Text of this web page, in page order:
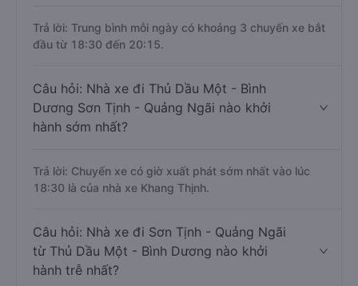
Trả lời: Trung bình mỗi ngày có khoảng 3 chuyến xe bắt
đầu từ 18:30 đến 20:15.
Câu hỏi: Nhà xe đi Thủ Dầu Một - Bình
Dương Sơn Tịnh - Quảng Ngãi nào khởi
hành sớm nhất?
Trả lời: Chuyến xe có giờ xuất phát sớm nhất vào lúc
18:30 là của nhà xe Khang Thịnh.
Câu hỏi: Nhà xe đi Sơn Tịnh - Quảng Ngãi
từ Thủ Dầu Một - Bình Dương nào khởi
hành trễ nhất?